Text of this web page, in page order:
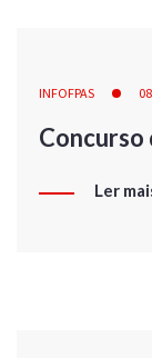
INFOFPAS
Ler